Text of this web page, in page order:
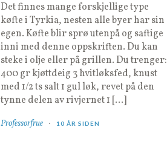
Det finnes mange forskjellige type
køfte i Tyrkia, nesten alle byer har sin
egen. Køfte blir sprø utenpå og saftige
inni med denne oppskriften. Du kan
steke i olje eller på grillen. Du trenger:
400 gr kjøttdeig 3 hvitløksfed, knust
med 1/2 ts salt 1 gul løk, revet på den
tynne delen av rivjernet 1 […]
Professorfrue 10 ÅR SIDEN